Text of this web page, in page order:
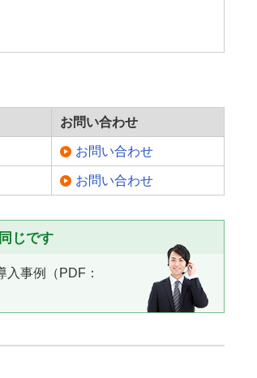
お問い合わせ
お問い合わせ
お問い合わせ
じです
入事例（PDF：